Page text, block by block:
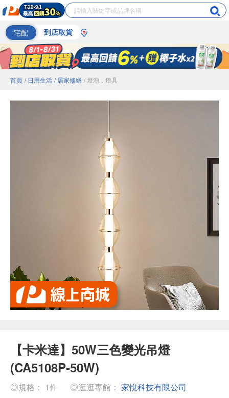
宅配 到店取貨
首頁 / 日用生活 / 居家修繕 / 燈泡．燈具
【卡米達】50W三色變光吊燈
(CA5108P-50W)
◎規格： 1件 ◎逛逛專館： 家悅科技有限公司